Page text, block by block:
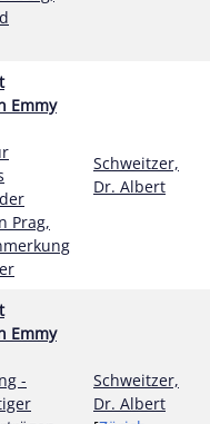
Emmy
Prag,
Schweitzer,
Dr. Albert
Emmy
-
Schweitzer,
Dr. Albert